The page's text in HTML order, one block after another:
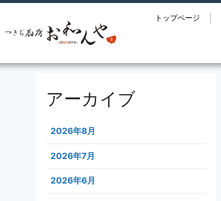
トップページ
アーカイブ
2026年8月
2026年7月
2026年6月